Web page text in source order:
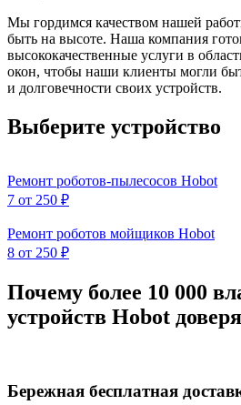
Мы гордимся качеством нашей
быть на высоте. Наша компания
высококачественные услуги в
окон, чтобы наши клиенты могли
и долговечности своих устройств.
Выберите устройство
Ремонт роботов-пылесосов Hobot
7 от 250 ₽
Ремонт роботов мойщиков Hobot
8 от 250 ₽
Почему более 10 000
устройств Hobot
Бережная бесплатная